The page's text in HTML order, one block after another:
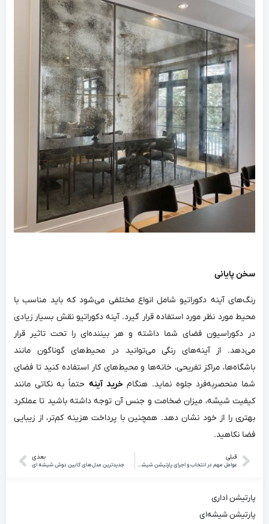
پارتیشن اداری
پارتیشن شیشه‌ای
سخن پایانی
رنگ‌های آینه دکوراتیو شامل انواع مختلفی می‌شود که باید مناسب با
محیط مورد نظر مورد استفاده قرار گیرد. آینه دکوراتیو نقش بسیار زیادی
در دکوراسیون فضای شما داشته و هر بیننده‌ای را تحت تاثیر قرار
می‌دهد. از آینه‌های رنگی می‌توانید در محیط‌های گوناگون مانند
باشگاه‌ها، مراکز تفریحی، خانه‌ها و محیط‌های کار استفاده کنید تا فضای
شما منحصربه‌فرد جلوه نماید. هنگامخرید آینه حتماً به نکاتی مانند
کیفیت شیشه، میزان ضخامت و جنس آن توجه داشته باشید تا عملکرد
بهتری را از خود نشان دهد. همچنین با پرداخت هزینه کم‌تر، از زیبایی
فضا نکاهید.
قبلی
عوامل مهم در انتخاب و اجرای پارتیشن شیشه ‌ای مناسب
بعدی
جدیدترین مدل‌های کابین دوش شیشه ‌ای